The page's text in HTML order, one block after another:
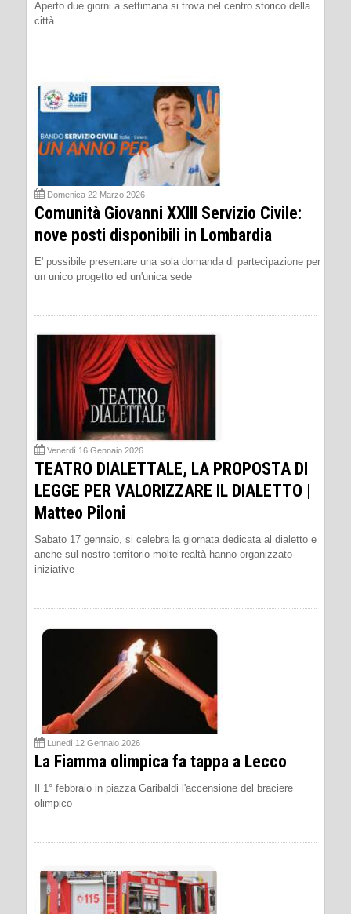
Aperto due giorni a settimana si trova nel centro storico della
città
Domenica 22 Marzo 2026
Comunità Giovanni XXIII Servizio Civile:
nove posti disponibili in Lombardia
E' possibile presentare una sola domanda di partecipazione per
un unico progetto ed un'unica sede
Venerdì 16 Gennaio 2026
TEATRO DIALETTALE, LA PROPOSTA DI
LEGGE PER VALORIZZARE IL DIALETTO |
Matteo Piloni
Sabato 17 gennaio, si celebra la giornata dedicata al dialetto e
anche sul nostro territorio molte realtà hanno organizzato
iniziative
Lunedì 12 Gennaio 2026
La Fiamma olimpica fa tappa a Lecco
Il 1° febbraio in piazza Garibaldi l'accensione del braciere
olimpico